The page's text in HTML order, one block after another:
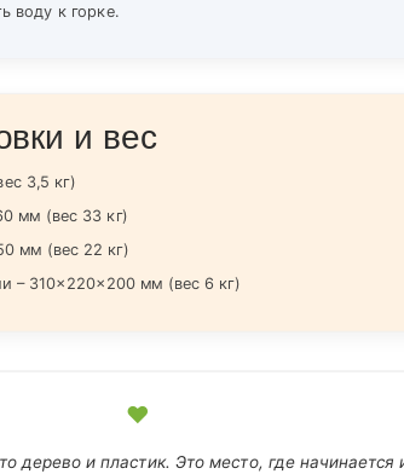
воду к горке.
и вес
3,5 кг)
мм (вес 33 кг)
мм (вес 22 кг)
– 310×220×200 мм (вес 6 кг)
❤
дерево и пластик. Это место, где начинается